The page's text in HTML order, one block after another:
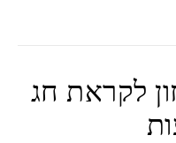
לקראת חג